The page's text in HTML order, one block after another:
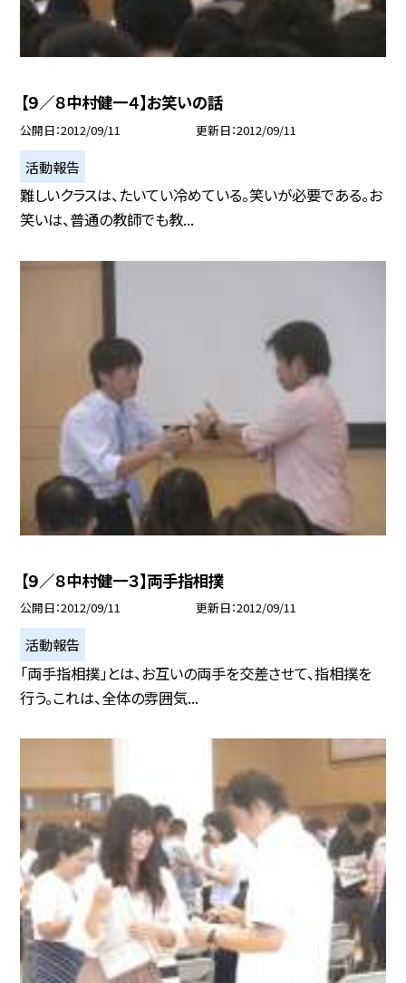
【９／８中村健一４】お笑いの話
公開日 2012/09/11 更新日 2012/09/11
活動報告
難しいクラスは、たいてい冷めている。笑いが必要である。お
笑いは、普通の教師でも教...
【９／８中村健一３】両手指相撲
公開日 2012/09/11 更新日 2012/09/11
活動報告
「両手指相撲」とは、お互いの両手を交差させて、指相撲を
行う。これは、全体の雰囲気...